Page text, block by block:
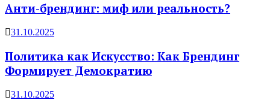
Анти-брендинг: миф или реальность?
31.10.2025
Политика как Искусство: Как Брендинг
Формирует Демократию
31.10.2025